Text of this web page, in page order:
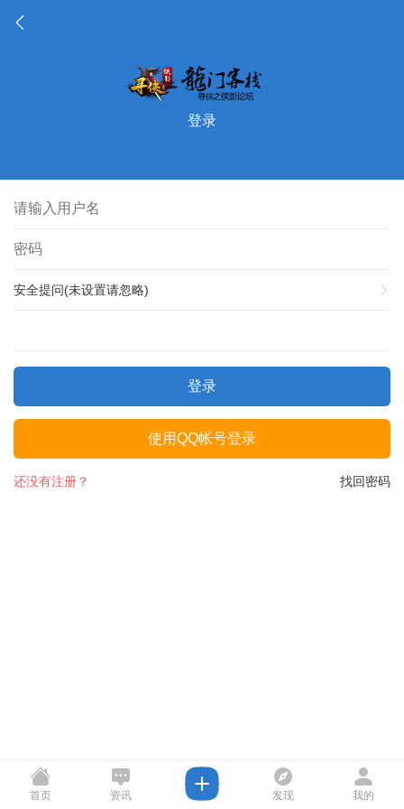
登录
安全提问(未设置请忽略)
登录
使用QQ帐号登录
找回密码
还没有注册？
首页 资讯 发现 我的